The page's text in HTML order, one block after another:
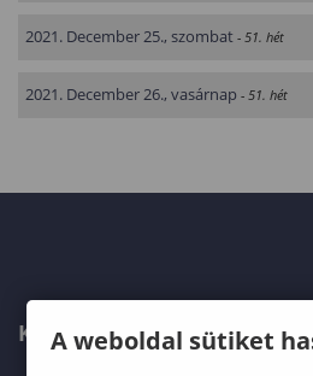
2021. December 25., szombat - 51. hét
2021. December 26., vasárnap - 51. hét
KARUNK
A weboldal sütiket